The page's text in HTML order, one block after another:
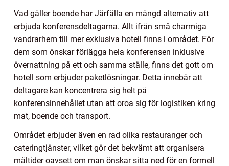
Vad gäller boende har Järfälla en mängd alternativ att
erbjuda konferensdeltagarna. Allt ifrån små charmiga
vandrarhem till mer exklusiva hotell finns i området. För
dem som önskar förlägga hela konferensen inklusive
övernattning på ett och samma ställe, finns det gott om
hotell som erbjuder paketlösningar. Detta innebär att
deltagare kan koncentrera sig helt på
konferensinnehållet utan att oroa sig för logistiken kring
mat, boende och transport.
Området erbjuder även en rad olika restauranger och
cateringtjänster, vilket gör det bekvämt att organisera
måltider oavsett om man önskar sitta ned för en formell